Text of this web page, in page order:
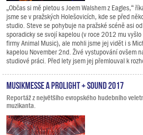
„Občas si mě pletou s Joem Walshem z Eagles,“
jsme se v pražských Holešovicích, kde se před
studio. Steve se pohybuje na pražské scéně asi
sporadicky se svojí kapelou (v roce 2012 mu
firmy Animal Music), ale mohli jsme jej vidět i s
kapelou November 2nd. Živé vystupování ovšem
studiové práci. Před lety jsem jej přemlouval k
Musikmesse a Prolight + Sound 2017
Reportáž z největšího evropského hudebního
muzikanta.